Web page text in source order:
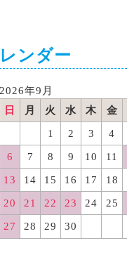
ンダー
2026年9月
日
月 火 水 木 金
1 2 3 4
6 7 8 9 10 11
13 14 15 16 17 18
20 21 22 23 24 25
27 28 29 30